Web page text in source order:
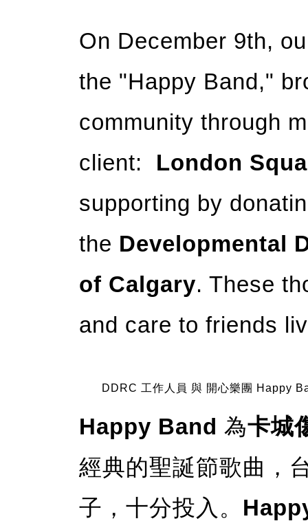
On December 9th,
the "Happy Band,"
community through
client: London
supporting by
the Developmental
of Calgary. These
and care to friends
DDRC 工作人員 與 開心樂團 Happy
Happy Band 為卡城
經典的聖誕節歌曲，
子，十分投入。